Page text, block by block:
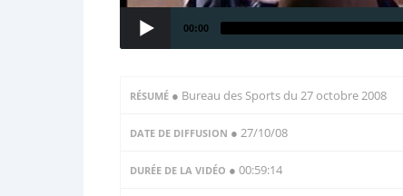
00:00
RÉSUMÉ ● Bureau des Sports du 27 octobre 2008
DATE DE DIFFUSION ● 27/10/08
DURÉE DE LA VIDÉO ● 00:59:14